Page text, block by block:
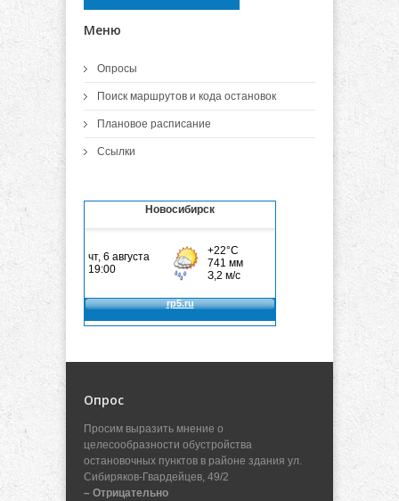
Меню
Опросы
Поиск маршрутов и кода остановок
Плановое расписание
Ссылки
Новосибирск
Опрос
Просим выразить мнение о
целесообразности обустройства
остановочных пунктов в районе здания ул.
Сибиряков-Гвардейцев, 49/2
– Отрицательно